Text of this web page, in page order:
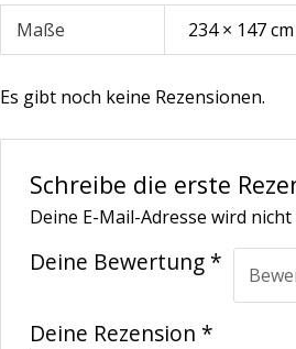
Maße 234 × 147 cm
Es gibt noch keine Rezensionen.
Schreibe die erste
Deine E-Mail-Adresse wird
Deine Bewertung *
Deine Rezension *